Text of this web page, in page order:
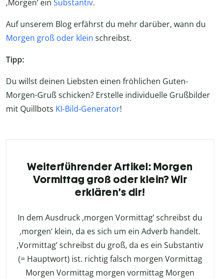
‚Morgen‘ ein Substantiv.
Auf unserem Blog erfährst du mehr darüber, wann du
Morgen groß oder klein schreibst.
Tipp:
Du willst deinen Liebsten einen fröhlichen Guten-
Morgen-Gruß schicken? Erstelle individuelle Grußbilder
mit Quillbots KI-Bild-Generator!
Weiterführender Artikel: Morgen
Vormittag groß oder klein? Wir
erklären’s dir!
In dem Ausdruck ‚morgen Vormittag‘ schreibst du
‚morgen‘ klein, da es sich um ein Adverb handelt.
‚Vormittag‘ schreibst du groß, da es ein Substantiv
(= Hauptwort) ist. richtig falsch morgen Vormittag
Morgen Vormittag morgen vormittag Morgen